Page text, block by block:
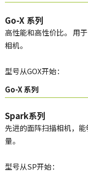
Go-X 系列
高性能和高性价比。 用
相机。
型号从GOX开始：
Go-X 系列
Spark系列
先进的面阵扫描相机，
量。
型号从SP开始：